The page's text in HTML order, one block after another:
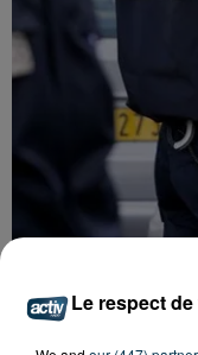
Le respect